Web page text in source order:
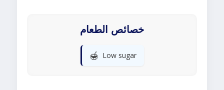
خصائص الطعام
🍯 Low sugar